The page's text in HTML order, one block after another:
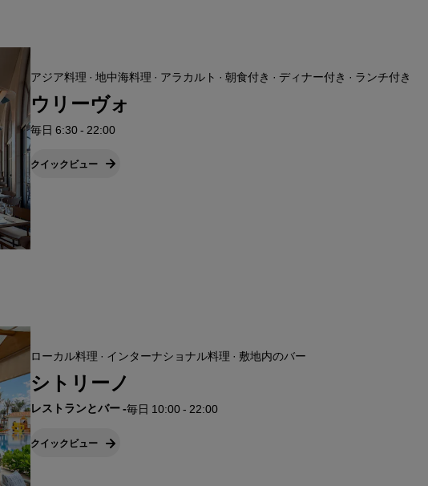
アジア料理 · 地中海料理 · アラカルト · 朝食付き · ディナー付き · ランチ付き
ウリーヴォ
毎日 6:30 - 22:00
クイックビュー
ローカル料理 · インターナショナル料理 · 敷地内のバー
シトリーノ
レストランとバー-毎日 10:00 - 22:00
クイックビュー